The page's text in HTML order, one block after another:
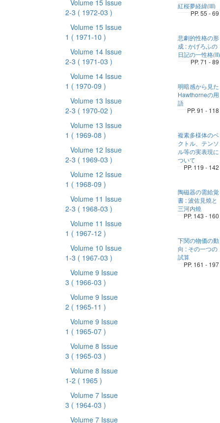
Volume 15 Issue
2-3 ( 1972-03 )
Volume 15 Issue
1 ( 1971-10 )
Volume 14 Issue
2-3 ( 1971-03 )
Volume 14 Issue
1 ( 1970-09 )
Volume 13 Issue
2-3 ( 1970-02 )
Volume 13 Issue
1 ( 1969-08 )
Volume 12 Issue
2-3 ( 1969-03 )
Volume 12 Issue
1 ( 1968-09 )
Volume 11 Issue
2-3 ( 1968-03 )
Volume 11 Issue
1 ( 1967-12 )
Volume 10 Issue
1-3 ( 1967-03 )
Volume 9 Issue
3 ( 1966-03 )
Volume 9 Issue
2 ( 1965-11 )
Volume 9 Issue
1 ( 1965-07 )
Volume 8 Issue
3 ( 1965-03 )
Volume 8 Issue
1-2 ( 1965 )
Volume 7 Issue
3 ( 1964-03 )
Volume 7 Issue
紅桜夢経緯(III)
PP. 55 - 69
悲劇的性格の形
成 : かげろふの
日記の一性格(II)
PP. 71 - 89
明暗感から見た
Hawthorneの用
語
PP. 91 - 118
複素多様体のベ
クトル、テンソ
ル等の実表現に
ついて
PP. 119 - 142
陶磁器の需給覚
書 : 波佐見燒と
三河内燒
PP. 143 - 160
下関の物価の動
向 : その一つの
試算
PP. 161 - 197